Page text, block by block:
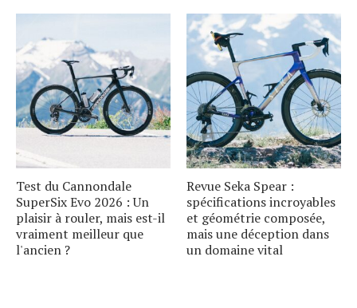
Test du Cannondale
SuperSix Evo 2026 : Un
plaisir à rouler, mais est-il
vraiment meilleur que
l'ancien ?
Revue Seka Spear :
spécifications incroyables
et géométrie composée,
mais une déception dans
un domaine vital